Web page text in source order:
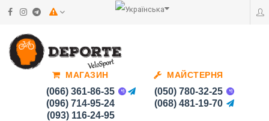
МАГАЗИН
(066) 361-86-35
(096) 714-95-24
(093) 116-24-95
МАЙСТЕРНЯ
(050) 780-32-25
(068) 481-19-70